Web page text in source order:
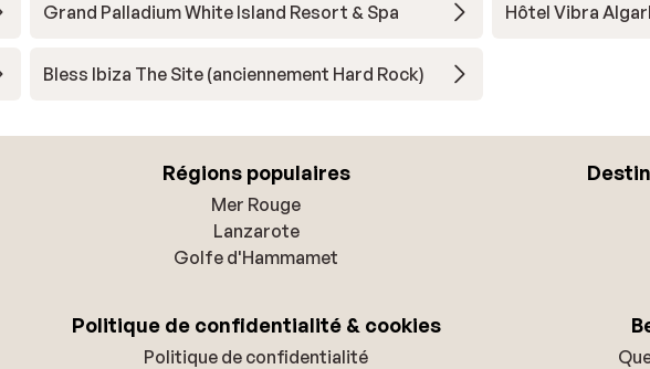
Grand Palladium White Island Resort & Spa Hôtel Vibra
Bless Ibiza The Site (anciennement Hard Rock)
Régions populaires
Mer Rouge
Lanzarote
Golfe d'Hammamet
Politique de confidentialité & cookies
Politique de confidentialité